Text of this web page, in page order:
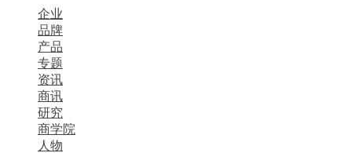
企业
品牌
产品
专题
资讯
商讯
研究
商学院
人物